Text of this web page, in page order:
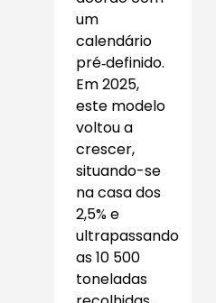
um
calendário
pré‑definido.
Em 2025,
este modelo
voltou a
crescer,
situando-se
na casa dos
2,5% e
ultrapassando
as 10 500
toneladas